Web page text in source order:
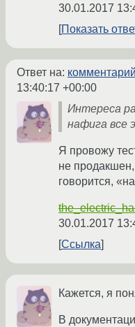
30.01.2017
Показать
Ответ на: комментарий
13:40:17 +00:00
Интереса
нафига все
Я провожу
не продакшен,
говорится,
30.01.2017
Ссылка
Кажется, я
В